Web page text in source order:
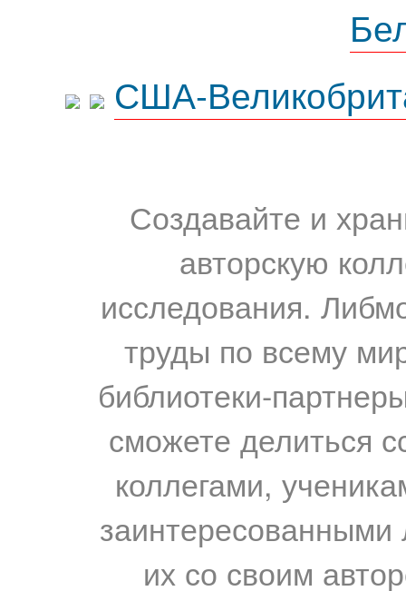
США-
Создавайте и
авторскую
исследования.
труды по всему
библиотеки-
сможете делиться
коллегами,
их со своим